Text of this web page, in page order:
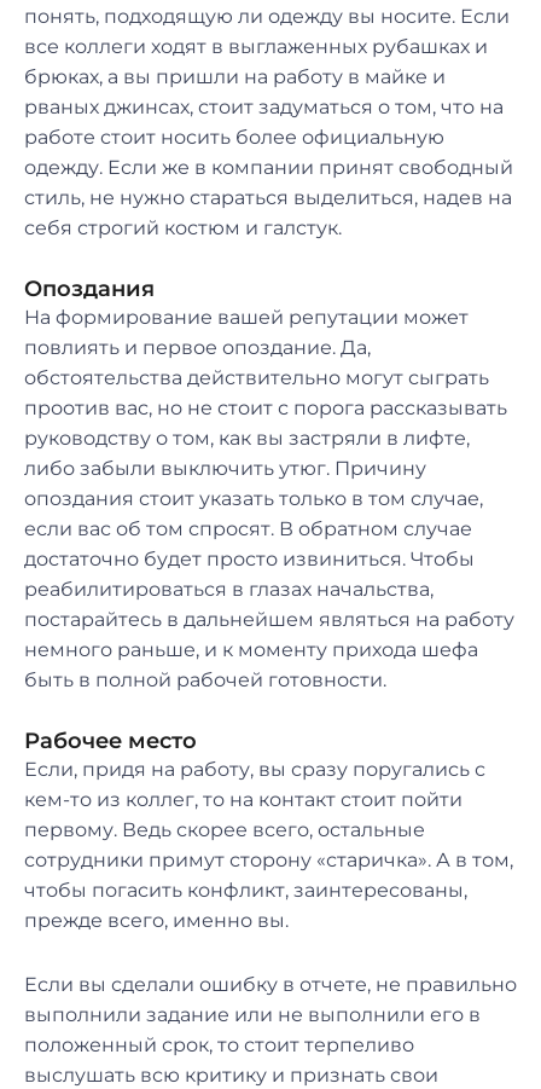
понять, подходящую ли одежду вы носите. Если
все коллеги ходят в выглаженных рубашках и
брюках, а вы пришли на работу в майке и
рваных джинсах, стоит задуматься о том, что на
работе стоит носить более официальную
одежду. Если же в компании принят свободный
стиль, не нужно стараться выделиться, надев на
себя строгий костюм и галстук.
Опоздания
На формирование вашей репутации может
повлиять и первое опоздание. Да,
обстоятельства действительно могут сыграть
проотив вас, но не стоит с порога рассказывать
руководству о том, как вы застряли в лифте,
либо забыли выключить утюг. Причину
опоздания стоит указать только в том случае,
если вас об том спросят. В обратном случае
достаточно будет просто извиниться. Чтобы
реабилитироваться в глазах начальства,
постарайтесь в дальнейшем являться на работу
немного раньше, и к моменту прихода шефа
быть в полной рабочей готовности.
Рабочее место
Если, придя на работу, вы сразу поругались с
кем-то из коллег, то на контакт стоит пойти
первому. Ведь скорее всего, остальные
сотрудники примут сторону «старичка». А в том,
чтобы погасить конфликт, заинтересованы,
прежде всего, именно вы.
Если вы сделали ошибку в отчете, не правильно
выполнили задание или не выполнили его в
положенный срок, то стоит терпеливо
выслушать всю критику и признать свои